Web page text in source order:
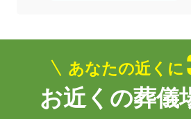
あなたの近くに
お近くの葬儀